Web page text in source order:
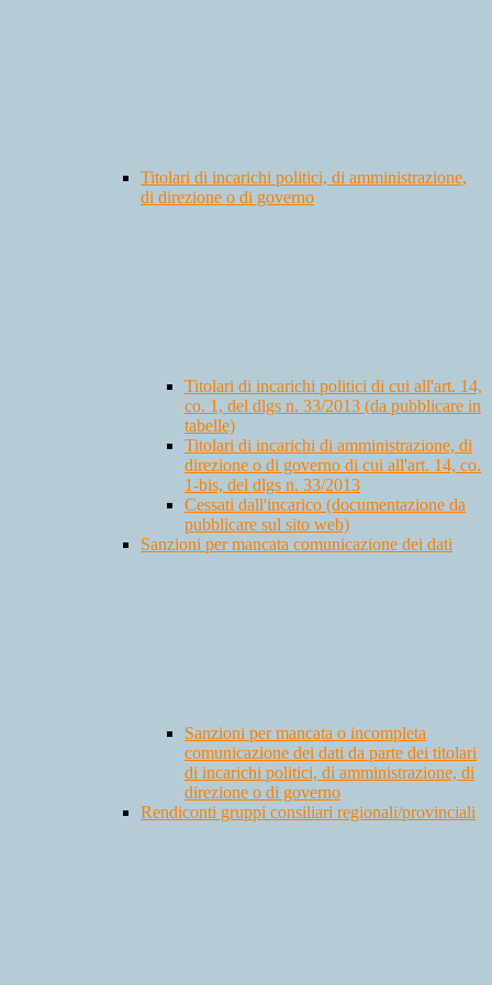
Titolari di incarichi politici, di amministrazione,
di direzione o di governo
Titolari di incarichi politici di cui all'art. 14,
co. 1, del dlgs n. 33/2013 (da pubblicare in
tabelle)
Titolari di incarichi di amministrazione, di
direzione o di governo di cui all'art. 14, co.
1-bis, del dlgs n. 33/2013
Cessati dall'incarico (documentazione da
pubblicare sul sito web)
Sanzioni per mancata comunicazione dei dati
Sanzioni per mancata o incompleta
comunicazione dei dati da parte dei titolari
di incarichi politici, di amministrazione, di
direzione o di governo
Rendiconti gruppi consiliari regionali/provinciali